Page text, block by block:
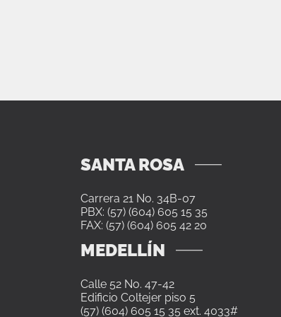
SANTA ROSA
Carrera 21 No. 34B-07
PBX: (57) (604) 605 15 35
FAX: (57) (604) 605 42 20
MEDELLÍN
Calle 52 No. 47-42
Edificio Coltejer piso 5
(57) (604) 605 15 35 ext. 4033#